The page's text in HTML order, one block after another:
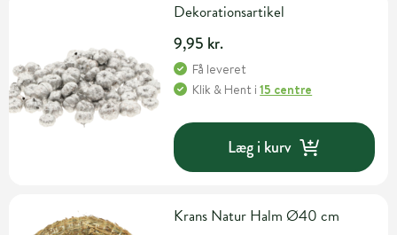
Dekorationsartikel
9,95 kr.
Få leveret
Klik & Hent i15 centre
Læg i kurv
Krans Natur Halm Ø40 cm